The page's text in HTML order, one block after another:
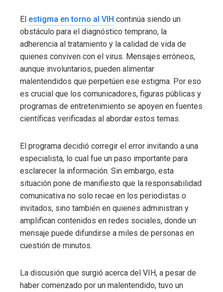
El estigma en torno al VIH continúa siendo un
obstáculo para el diagnóstico temprano, la
adherencia al tratamiento y la calidad de vida de
quienes conviven con el virus. Mensajes erróneos,
aunque involuntarios, pueden alimentar
malentendidos que perpetúen ese estigma. Por eso
es crucial que los comunicadores, figuras públicas y
programas de entretenimiento se apoyen en fuentes
científicas verificadas al abordar estos temas.
El programa decidió corregir el error invitando a una
especialista, lo cual fue un paso importante para
esclarecer la información. Sin embargo, esta
situación pone de manifiesto que la responsabilidad
comunicativa no solo recae en los periodistas o
invitados, sino también en quienes administran y
amplifican contenidos en redes sociales, donde un
mensaje puede difundirse a miles de personas en
cuestión de minutos.
La discusión que surgió acerca del VIH, a pesar de
haber comenzado por un malentendido, tuvo un